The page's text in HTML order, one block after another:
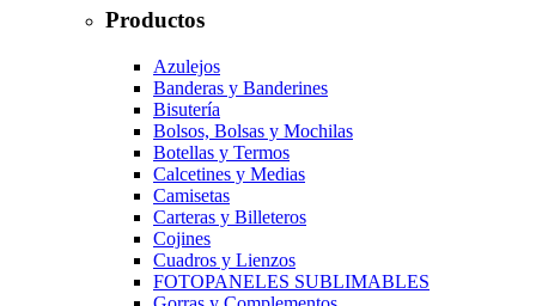
Productos
Azulejos
Banderas y Banderines
Bisutería
Bolsos, Bolsas y Mochilas
Botellas y Termos
Calcetines y Medias
Camisetas
Carteras y Billeteros
Cojines
Cuadros y Lienzos
FOTOPANELES SUBLIMABLES